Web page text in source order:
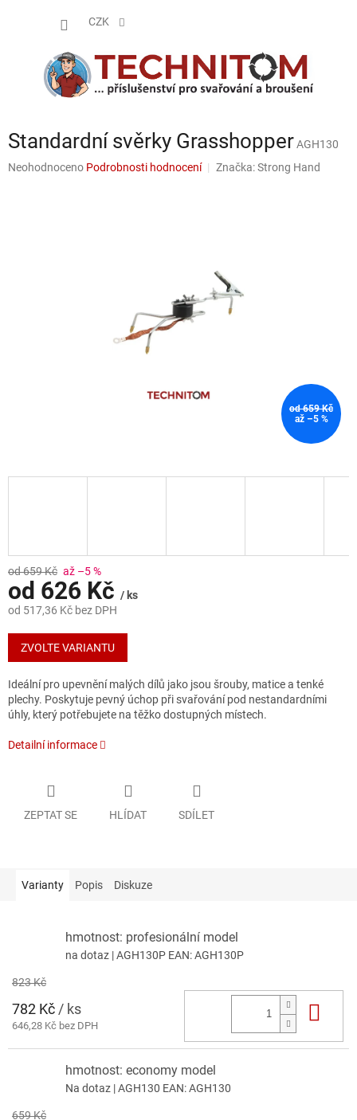
CZK
Standardní svěrky GrasshopperAGH130
Průměrné
Neohodnoceno Podrobnosti hodnocení Značka:Strong Hand
od 659 Kč
až –5 %
od 659 Kč až –5 %
od 626 Kč / ks
od 517,36 Kč bez DPH
Měrná
cena:
ZVOLTE VARIANTU
Ideální pro upevnění malých dílů jako jsou šrouby, matice a tenké
plechy. Poskytuje pevný úchop při svařování pod nestandardními
úhly, který potřebujete na těžko dostupných místech.
Detailní informace
ZEPTAT SE HLÍDAT SDÍLET
Varianty Popis Diskuze
hmotnost: profesionální model
na dotaz | AGH130P EAN:AGH130P
823 Kč
782 Kč / ks
646,28 Kč bez DPH
hmotnost: economy model
Na dotaz | AGH130 EAN:AGH130
659 Kč